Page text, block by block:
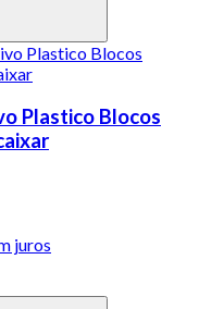
Plastico Blocos
juros